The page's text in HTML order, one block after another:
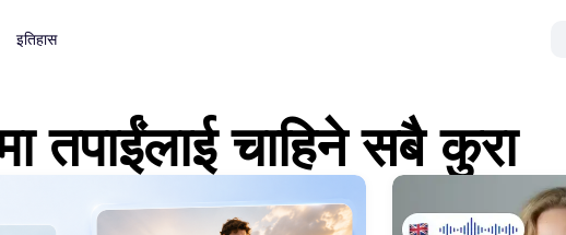
उपशीर्षक र प्रतिलेखन (Transcription)
स्वचालित उपशीर्षक जेनेरेटर
इतिहास
तपाईंलाई चाहिने सबै कुरा